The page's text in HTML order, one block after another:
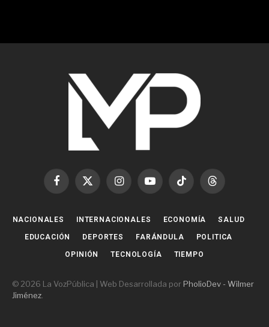
Facebook
X
InstagramYouTubeTikTok Threads
NACIONALES INTERNACIONALES ECONOMÍA SALUD
EDUCACIÓN DEPORTES FARÁNDULA POLITICA
OPINIÓN TECNOLOGÍA TIEMPO
© 2026 La VozPública | Web Desarrollada por PholioDev - Wilmer
Jiménez